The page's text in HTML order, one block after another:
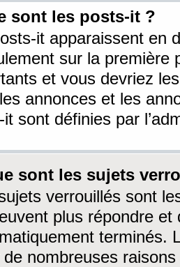
sont les posts-it ?
it apparaissent en
sur la première
et vous devriez
annonces et les
it sont définies par
sont les sujets
verrouillés sont
plus répondre
terminés.
de nombreuses